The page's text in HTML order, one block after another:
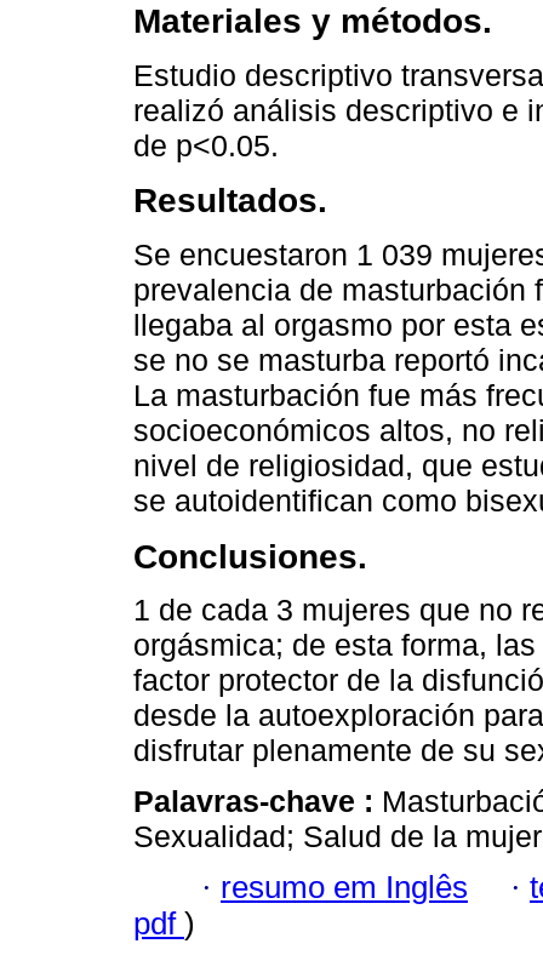
Materiales y métodos.
Estudio descriptivo
realizó análisis descriptivo e
de p<0.05.
Resultados.
Se encuestaron 1 039
prevalencia de masturbación
llegaba al orgasmo por esta
se no se masturba reportó
La masturbación fue más
socioeconómicos altos, no
nivel de religiosidad, que
se autoidentifican como
Conclusiones.
1 de cada 3 mujeres que no
orgásmica; de esta forma,
factor protector de la
desde la autoexploración
disfrutar plenamente de su
Palavras-chave :
Sexualidad; Salud de la
· resumo em Inglês ·
pdf )